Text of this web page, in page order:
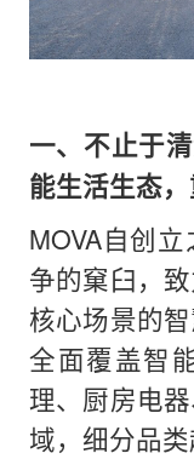
一、不止于
能生活生态
MOVA自创
争的窠臼，
核心场景的
全面覆盖智
理、厨房电
域，细分品类